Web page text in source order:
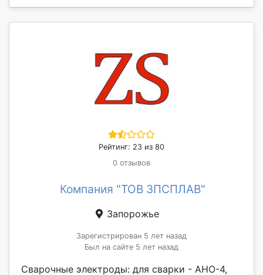
Рейтинг: 23 из 80
0 отзывов
Компания "ТОВ ЗПСПЛАВ"
Запорожье
Зарегистрирован 5 лет назад
Был на сайте 5 лет назад
Сварочные электроды: для сварки - АНО-4,